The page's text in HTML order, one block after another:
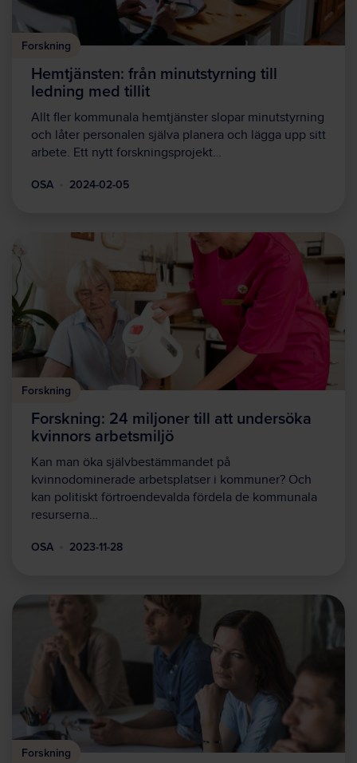
Forskning
Hemtjänsten: från minutstyrning till
ledning med tillit
Allt fler kommunala hemtjänster slopar minutstyrning
och låter personalen själva planera och lägga upp sitt
arbete. Ett nytt forskningsprojekt…
OSA 2024-02-05
Forskning
Forskning: 24 miljoner till att undersöka
kvinnors arbetsmiljö
Kan man öka självbestämmandet på
kvinnodominerade arbetsplatser i kommuner? Och
kan politiskt förtroendevalda fördela de kommunala
resurserna…
OSA 2023-11-28
Forskning